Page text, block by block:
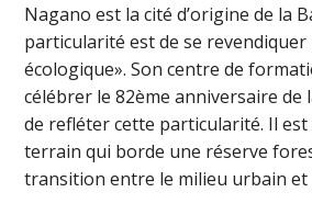
Nagano est la cité d’origine de la
particularité est de se revendiquer
écologique». Son centre de
célébrer le 82ème anniversaire de
de refléter cette particularité. Il
terrain qui borde une réserve
transition entre le milieu urbain et